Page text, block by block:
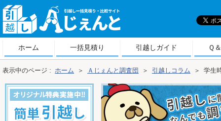
越しＡじぇんと
ホーム 一括見積り 引越しガイド Ｑ
表示中のページ : ホーム ＞ Ａじぇんと調査団 ＞ 引越しコラム ＞ 学生